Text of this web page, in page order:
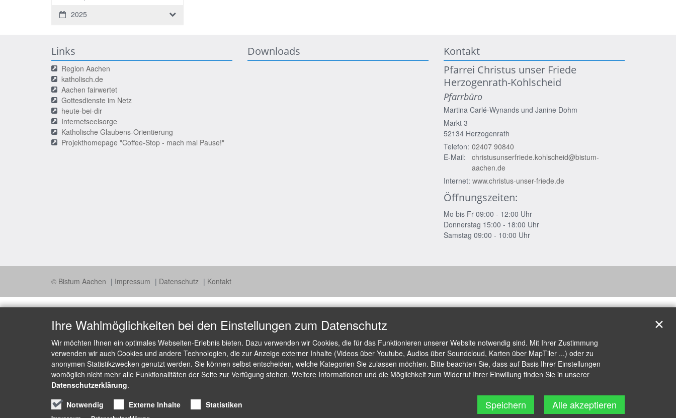
2025
Links
Region Aachen
katholisch.de
Aachen fairwertet
Gottesdienste im Netz
heute-bei-dir
Internetseelsorge
Katholische Glaubens-Orientierung
Projekthomepage "Coffee-Stop - mach mal Pause!"
Downloads
Kontakt
Pfarrei Christus unser Friede
Herzogenrath-Kohlscheid
Pfarrbüro
Martina Carlé-Wynands und Janine Dohm
Markt 3
52134 Herzogenrath
Telefon: 02407 90840
E-Mail:
christusunserfriede.kohlscheid@bistum-
aachen.de
Internet: www.christus-unser-friede.de
Öffnungszeiten:
Mo bis Fr 09:00 - 12:00 Uhr
Donnerstag 15:00 - 18:00 Uhr
Samstag 09:00 - 10:00 Uhr
© Bistum Aachen Impressum Datenschutz Kontakt
Ihre Wahlmöglichkeiten bei den Einstellungen zum Datenschutz
Wir möchten Ihnen ein optimales Webseiten-Erlebnis bieten. Dazu verwenden wir Cookies, die für das Funktionieren unserer Website notwendig sind. Mit Ihrer Zustimmung
verwenden wir auch Cookies und andere Technologien, die zur Anzeige externer Inhalte (Videos über Youtube, Audios über Soundcloud, Karten über MapTiler ...) oder zu
anonymen Statistikzwecken genutzt werden. Sie können selbst entscheiden, welche Kategorien Sie zulassen möchten. Bitte beachten Sie, dass auf Basis Ihrer Einstellungen
womöglich nicht mehr alle Funktionalitäten der Seite zur Verfügung stehen. Weitere Informationen und die Möglichkeit zum Widerruf Ihrer Einwillung finden Sie in unserer
Datenschutzerklärung.
Notwendig
Externe Inhalte Statistiken Speichern Alle akzeptieren
✕